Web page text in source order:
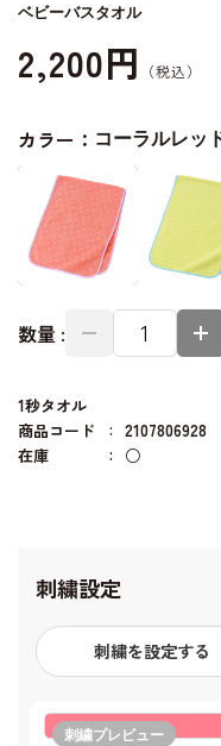
ベビーバスタオル
2,200円
カラー： コーラルレッ
数量 :
1秒タオル
商品コード
2107806928
在庫
○
刺繍設定
刺繍を設定する
刺繍プレビュー